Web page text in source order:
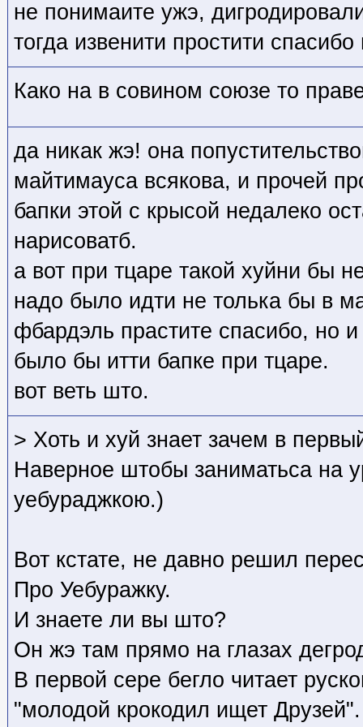
не понимаите ужэ,
тогда извенити простити
Како на в совином союзе то
да никак жэ! она
майтимауса всякова, и прочей
бапки этой с крысой недалеко
нарисоватб.
а вот при тцаре такой хуйни бы
надо было идти не толька бы в
фбардэль прастите спасибо, но
было бы итти бапке при тцаре.
вот веть што.
> Хоть и хуй знает зачем в
Наверное штобы заниматьса на
уебураджкою.)
Вот кстате, не давно решил
Про Уебуражку.
И знаете ли вы што?
Он жэ там прямо на глазах
В первой сере бегло читает
"молодой крокодил ищет Друзей".